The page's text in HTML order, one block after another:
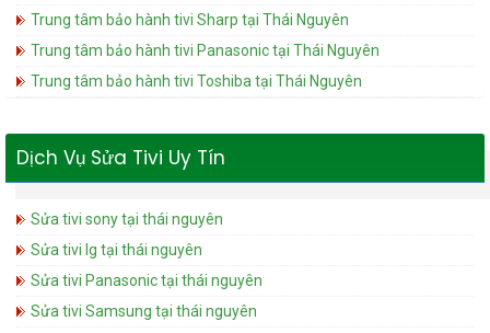
Trung tâm bảo hành tivi Sharp tại Thái Nguyên
Trung tâm bảo hành tivi Panasonic tại Thái Nguyên
Trung tâm bảo hành tivi Toshiba tại Thái Nguyên
Dịch Vụ Sửa Tivi Uy Tín
Sửa tivi sony tại thái nguyên
Sửa tivi lg tại thái nguyên
Sửa tivi Panasonic tại thái nguyên
Sửa tivi Samsung tại thái nguyên